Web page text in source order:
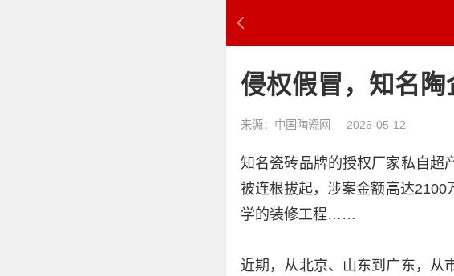
侵权假冒，知名陶
来源：中国陶瓷网 2026-05-12
知名瓷砖品牌的授权厂家私自超
被连根拔起，涉案金额高达2100
学的装修工程……
近期，从北京、山东到广东，从